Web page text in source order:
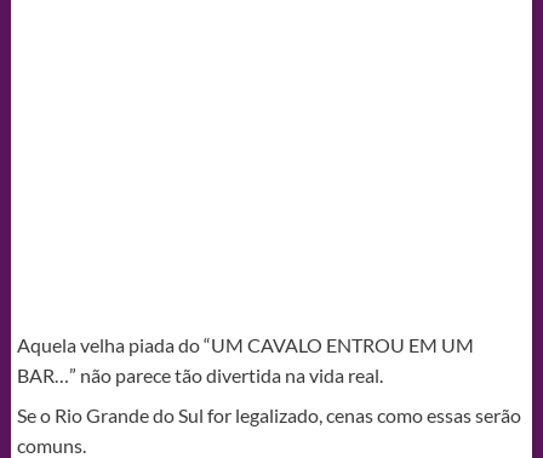
Aquela velha piada do “UM CAVALO ENTROU EM UM
BAR…” não parece tão divertida na vida real.
Se o Rio Grande do Sul for legalizado, cenas como essas serão
comuns.